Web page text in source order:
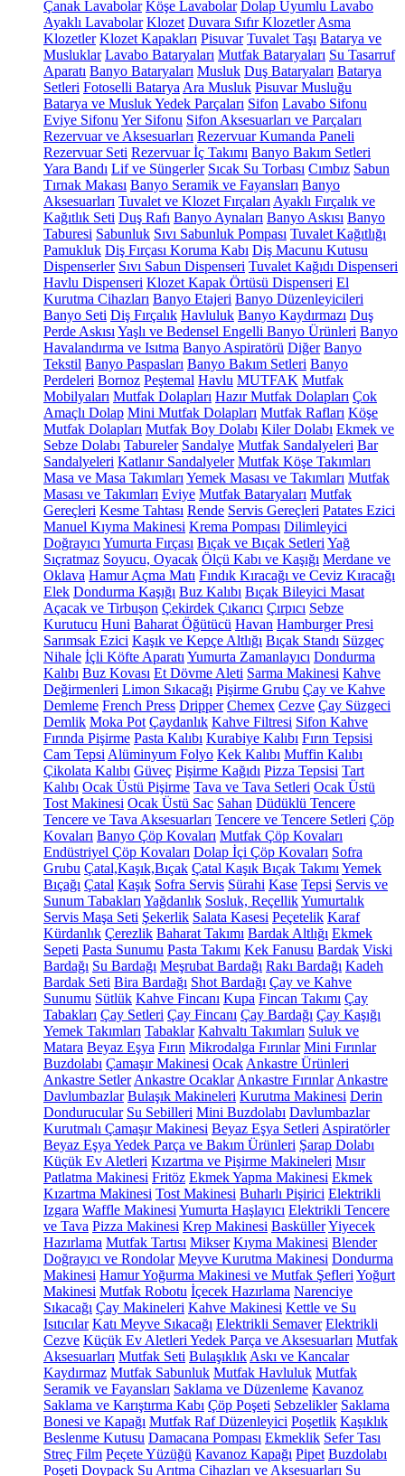
Çanak Lavabolar Köşe Lavabolar Dolap Uyumlu Lavabo
Ayaklı Lavabolar Klozet Duvara Sıfır Klozetler Asma
Klozetler Klozet Kapakları Pisuvar Tuvalet Taşı Batarya ve
Musluklar Lavabo Bataryaları Mutfak Bataryaları Su Tasarruf
Aparatı Banyo Bataryaları Musluk Duş Bataryaları Batarya
Setleri Fotoselli Batarya Ara Musluk Pisuvar Musluğu
Batarya ve Musluk Yedek Parçaları Sifon Lavabo Sifonu
Eviye Sifonu Yer Sifonu Sifon Aksesuarları ve Parçaları
Rezervuar ve Aksesuarları Rezervuar Kumanda Paneli
Rezervuar Seti Rezervuar İç Takımı Banyo Bakım Setleri
Yara Bandı Lif ve Süngerler Sıcak Su Torbası Cımbız Sabun
Tırnak Makası Banyo Seramik ve Fayansları Banyo
Aksesuarları Tuvalet ve Klozet Fırçaları Ayaklı Fırçalık ve
Kağıtlık Seti Duş Rafı Banyo Aynaları Banyo Askısı Banyo
Taburesi Sabunluk Sıvı Sabunluk Pompası Tuvalet Kağıtlığı
Pamukluk Diş Fırçası Koruma Kabı Diş Macunu Kutusu
Dispenserler Sıvı Sabun Dispenseri Tuvalet Kağıdı Dispenseri
Havlu Dispenseri Klozet Kapak Örtüsü Dispenseri El
Kurutma Cihazları Banyo Etajeri Banyo Düzenleyicileri
Banyo Seti Diş Fırçalık Havluluk Banyo Kaydırmazı Duş
Perde Askısı Yaşlı ve Bedensel Engelli Banyo Ürünleri Banyo
Havalandırma ve Isıtma Banyo Aspiratörü Diğer Banyo
Tekstil Banyo Paspasları Banyo Bakım Setleri Banyo
Perdeleri Bornoz Peştemal Havlu MUTFAK Mutfak
Mobilyaları Mutfak Dolapları Hazır Mutfak Dolapları Çok
Amaçlı Dolap Mini Mutfak Dolapları Mutfak Rafları Köşe
Mutfak Dolapları Mutfak Boy Dolabı Kiler Dolabı Ekmek ve
Sebze Dolabı Tabureler Sandalye Mutfak Sandalyeleri Bar
Sandalyeleri Katlanır Sandalyeler Mutfak Köşe Takımları
Masa ve Masa Takımları Yemek Masası ve Takımları Mutfak
Masası ve Takımları Eviye Mutfak Bataryaları Mutfak
Gereçleri Kesme Tahtası Rende Servis Gereçleri Patates Ezici
Manuel Kıyma Makinesi Krema Pompası Dilimleyici
Doğrayıcı Yumurta Fırçası Bıçak ve Bıçak Setleri Yağ
Sıçratmaz Soyucu, Oyacak Ölçü Kabı ve Kaşığı Merdane ve
Oklava Hamur Açma Matı Fındık Kıracağı ve Ceviz Kıracağı
Elek Dondurma Kaşığı Buz Kalıbı Bıçak Bileyici Masat
Açacak ve Tirbuşon Çekirdek Çıkarıcı Çırpıcı Sebze
Kurutucu Huni Baharat Öğütücü Havan Hamburger Presi
Sarımsak Ezici Kaşık ve Kepçe Altlığı Bıçak Standı Süzgeç
Nihale İçli Köfte Aparatı Yumurta Zamanlayıcı Dondurma
Kalıbı Buz Kovası Et Dövme Aleti Sarma Makinesi Kahve
Değirmenleri Limon Sıkacağı Pişirme Grubu Çay ve Kahve
Demleme French Press Dripper Chemex Cezve Çay Süzgeci
Demlik Moka Pot Çaydanlık Kahve Filtresi Sifon Kahve
Fırında Pişirme Pasta Kalıbı Kurabiye Kalıbı Fırın Tepsisi
Cam Tepsi Alüminyum Folyo Kek Kalıbı Muffin Kalıbı
Çikolata Kalıbı Güveç Pişirme Kağıdı Pizza Tepsisi Tart
Kalıbı Ocak Üstü Pişirme Tava ve Tava Setleri Ocak Üstü
Tost Makinesi Ocak Üstü Sac Sahan Düdüklü Tencere
Tencere ve Tava Aksesuarları Tencere ve Tencere Setleri Çöp
Kovaları Banyo Çöp Kovaları Mutfak Çöp Kovaları
Endüstriyel Çöp Kovaları Dolap İçi Çöp Kovaları Sofra
Grubu Çatal,Kaşık,Bıçak Çatal Kaşık Bıçak Takımı Yemek
Bıçağı Çatal Kaşık Sofra Servis Sürahi Kase Tepsi Servis ve
Sunum Tabakları Yağdanlık Sosluk, ReçellikYumurtalık
Servis Maşa Seti Şekerlik Salata Kasesi Peçetelik Karaf
Kürdanlık Çerezlik Baharat Takımı Bardak Altlığı Ekmek
Sepeti Pasta Sunumu Pasta Takımı Kek Fanusu Bardak Viski
Bardağı Su Bardağı Meşrubat Bardağı Rakı Bardağı Kadeh
Bardak Seti Bira Bardağı Shot Bardağı Çay ve Kahve
Sunumu Sütlük Kahve Fincanı Kupa Fincan Takımı Çay
Tabakları Çay Setleri Çay Fincanı Çay Bardağı Çay Kaşığı
Yemek Takımları Tabaklar Kahvaltı Takımları Suluk ve
Matara Beyaz Eşya Fırın Mikrodalga Fırınlar Mini Fırınlar
Buzdolabı Çamaşır Makinesi Ocak Ankastre Ürünleri
Ankastre Setler Ankastre Ocaklar Ankastre Fırınlar Ankastre
Davlumbazlar Bulaşık Makineleri Kurutma Makinesi Derin
Dondurucular Su Sebilleri Mini Buzdolabı Davlumbazlar
Kurutmalı Çamaşır Makinesi Beyaz Eşya Setleri Aspiratörler
Beyaz Eşya Yedek Parça ve Bakım Ürünleri Şarap Dolabı
Küçük Ev Aletleri Kızartma ve Pişirme Makineleri Mısır
Patlatma Makinesi Fritöz Ekmek Yapma Makinesi Ekmek
Kızartma Makinesi Tost Makinesi Buharlı Pişirici Elektrikli
Izgara Waffle Makinesi Yumurta Haşlayıcı Elektrikli Tencere
ve Tava Pizza Makinesi Krep Makinesi BasküllerYiyecek
Hazırlama Mutfak Tartısı Mikser Kıyma Makinesi Blender
Doğrayıcı ve Rondolar Meyve Kurutma Makinesi Dondurma
Makinesi Hamur Yoğurma Makinesi ve Mutfak Şefleri Yoğurt
Makinesi Mutfak Robotu İçecek Hazırlama Narenciye
Sıkacağı Çay Makineleri Kahve Makinesi Kettle ve Su
Isıtıcılar Katı Meyve Sıkacağı Elektrikli Semaver Elektrikli
Cezve Küçük Ev Aletleri Yedek Parça ve Aksesuarları Mutfak
Aksesuarları Mutfak Seti Bulaşıklık Askı ve Kancalar
Kaydırmaz Mutfak Sabunluk Mutfak Havluluk Mutfak
Seramik ve Fayansları Saklama ve Düzenleme Kavanoz
Saklama ve Karıştırma Kabı Çöp Poşeti Sebzelikler Saklama
Bonesi ve Kapağı Mutfak Raf Düzenleyici Poşetlik Kaşıklık
Beslenme Kutusu Damacana Pompası Ekmeklik Sefer Tası
Streç Film Peçete Yüzüğü Kavanoz Kapağı Pipet Buzdolabı
Poşeti Doypack Su Arıtma Cihazları ve Aksesuarları Su